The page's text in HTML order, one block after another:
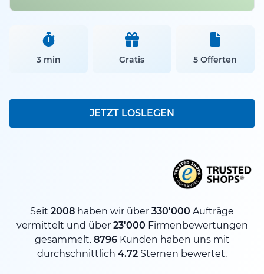
3 min Gratis 5 Offerten
JETZT LOSLEGEN
Seit 2008 haben wir über 330'000 Aufträge
vermittelt und über 23'000 Firmenbewertungen
gesammelt. 8796Kunden haben uns mit
durchschnittlich 4.72 Sternen bewertet.